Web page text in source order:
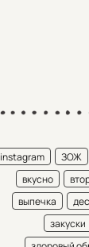
instagram ЗОЖ
вкусно
выпечка
закуски